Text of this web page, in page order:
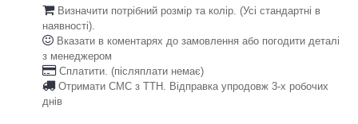
Визначити потрібний розмір та колір. (Усі стандартні в
наявності).
Вказати в коментарях до замовлення або погодити деталі
з менеджером
Сплатити. (післяплати немає)
Отримати СМС з ТТН. Відправка упродовж 3-х робочих
днів